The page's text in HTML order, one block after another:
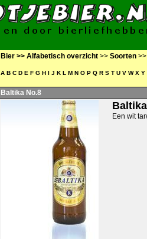
Bier >> Alfabetisch overzicht >> Soorten >>
A B C D E F G H I J K L M N O P Q R S T U V W X Y
Baltika No.8
Een wit